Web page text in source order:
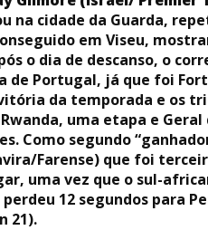
na cidade da Guarda,
em Viseu,
o dia de descanso, o
de Portugal, já que foi
da temporada e os
uma etapa e
Como segundo
Farense) que foi
uma vez que o sul-
12 segundos para
21).